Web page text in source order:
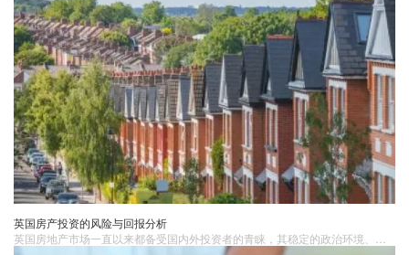
英国房产投资的风险与回报分析